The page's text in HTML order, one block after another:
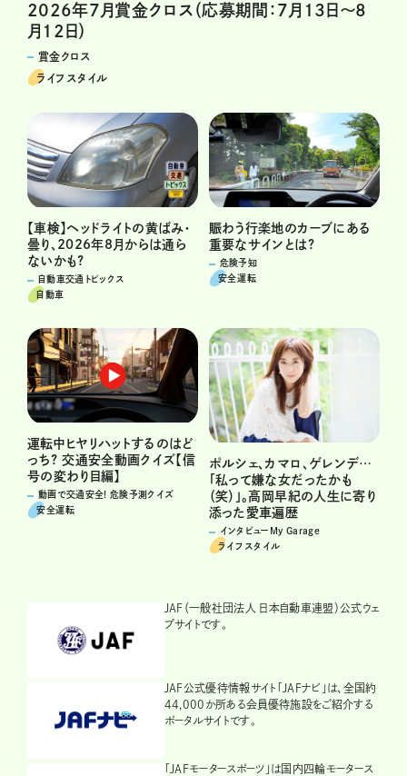
2026年7月賞金クロス（応募期間：7月13日～8
月12日）
賞金クロス
ライフスタイル
【車検】ヘッドライトの黄ばみ・
曇り、2026年8月からは通ら
ないかも?
自動車交通トピックス
自動車
賑わう行楽地のカーブにある
重要なサインとは?
危険予知
安全運転
運転中ヒヤリハットするのはど
っち? 交通安全動画クイズ【信
号の変わり目編】
動画で交通安全! 危険予測クイズ
安全運転
ポルシェ、カマロ、ゲレンデ…
「私って嫌な女だったかも
（笑）」。高岡早紀の人生に寄り
添った愛車遍歴
インタビューMy Garage
ライフスタイル
JAF（一般社団法人 日本自動車連盟）公式ウェ
ブサイトです。
JAF公式優待情報サイト「JAFナビ」は、全国約
44,000か所ある会員優待施設をご紹介する
ポータルサイトです。
「JAFモータースポーツ」は国内四輪モータース